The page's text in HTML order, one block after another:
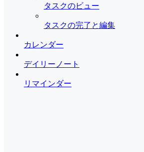
タスクのビュー
タスクの完了と編集
カレンダー
デイリーノート
リマインダー